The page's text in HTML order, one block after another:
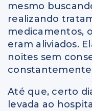
mesmo
realizando
medicamentos,
eram aliviados.
noites sem
Até que, certo
levada ao